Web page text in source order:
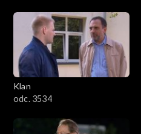
Klan
odc. 3534